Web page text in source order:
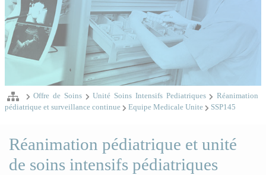
Offre de Soins Unité Soins Intensifs Pediatriques
Réanimation
pédiatrique et surveillance continue
Equipe Medicale Unite SSP145
Réanimation pédiatrique et unité
de soins intensifs pédiatriques